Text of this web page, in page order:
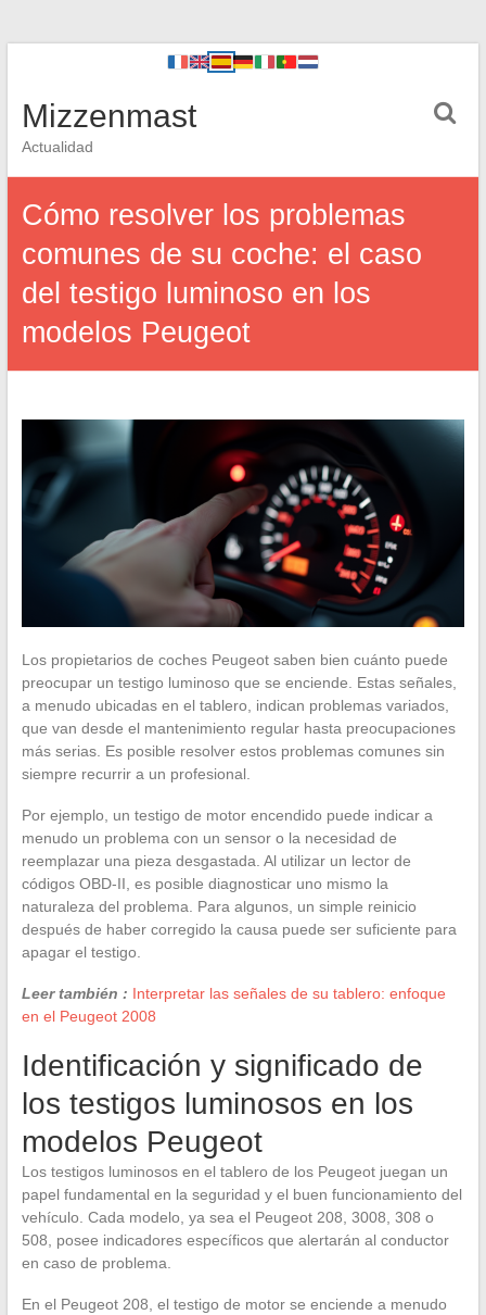
Mizzenmast
Actualidad
Cómo resolver los problemas
comunes de su coche: el caso
del testigo luminoso en los
modelos Peugeot
Los propietarios de coches Peugeot saben bien cuánto puede
preocupar un testigo luminoso que se enciende. Estas señales,
a menudo ubicadas en el tablero, indican problemas variados,
que van desde el mantenimiento regular hasta preocupaciones
más serias. Es posible resolver estos problemas comunes sin
siempre recurrir a un profesional.
Por ejemplo, un testigo de motor encendido puede indicar a
menudo un problema con un sensor o la necesidad de
reemplazar una pieza desgastada. Al utilizar un lector de
códigos OBD-II, es posible diagnosticar uno mismo la
naturaleza del problema. Para algunos, un simple reinicio
después de haber corregido la causa puede ser suficiente para
apagar el testigo.
Leer también : Interpretar las señales de su tablero: enfoque
en el Peugeot 2008
Identificación y significado de
los testigos luminosos en los
modelos Peugeot
Los testigos luminosos en el tablero de los Peugeot juegan un
papel fundamental en la seguridad y el buen funcionamiento del
vehículo. Cada modelo, ya sea el Peugeot 208, 3008, 308 o
508, posee indicadores específicos que alertarán al conductor
en caso de problema.
En el Peugeot 208, el testigo de motor se enciende a menudo